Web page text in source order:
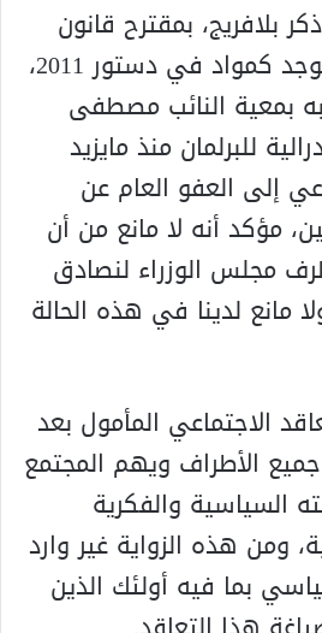
بلافريج، بمقترح قانون
العفو العام، الذي يوجد كمواد في دستور 2011،
بمعية النائب مصطفى
للبرلمان منذ مايزيد
إلى العفو العام عن
مؤكد أنه لا مانع من أن
مجلس الوزراء لنصادق
مانع لدينا في هذه الحالة
الاجتماعي المأمول بعد
الأطراف ويهم المجتمع
السياسية والفكرية
ومن هذه الزواية غير وارد
بما فيه أولئك الذين